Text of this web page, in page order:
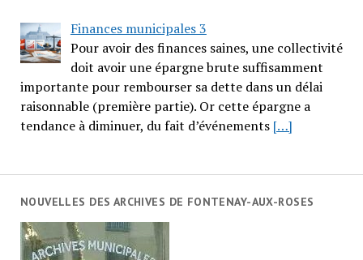
Finances municipales 3
Pour avoir des finances saines, une collectivité
doit avoir une épargne brute suffisamment
importante pour rembourser sa dette dans un délai
raisonnable (première partie). Or cette épargne a
tendance à diminuer, du fait d’événements […]
NOUVELLES DES ARCHIVES DE FONTENAY-AUX-ROSES